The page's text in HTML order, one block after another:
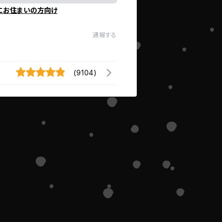
お住まいの方向け
通報する
(9104)